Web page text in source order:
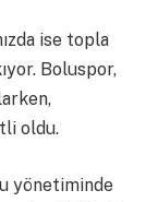
ise topla
Boluspor,
oldu.
yönetiminde